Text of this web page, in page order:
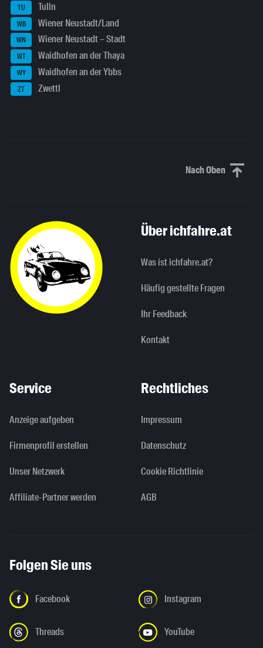
TU Tulln
WB Wiener Neustadt/Land
WN Wiener Neustadt – Stadt
WT Waidhofen an der Thaya
WY Waidhofen an der Ybbs
ZT Zwettl
Nach ObenNach oben
Über ichfahre.at
Was ist ichfahre.at?
Häufig gestellte Fragen
Ihr Feedback
Kontakt
Service
Anzeige aufgeben
Firmenprofil erstellen
Unser Netzwerk
Affiliate-Partner werden
Rechtliches
Impressum
Datenschutz
Cookie Richtlinie
AGB
Folgen Sie uns
Facebook Instagram
Threads YouTube